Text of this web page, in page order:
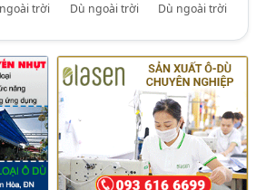
trời Dù ngoài trời Dù ngoài trời